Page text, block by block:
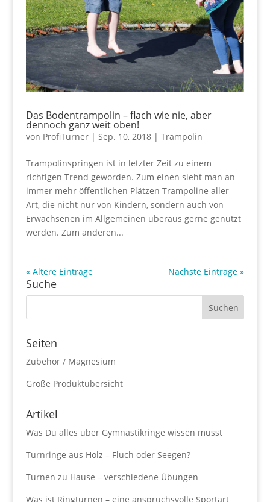
Das Bodentrampolin – flach wie nie, aber
dennoch ganz weit oben!
von ProfiTurner| Sep. 10, 2018| Trampolin
Trampolinspringen ist in letzter Zeit zu einem
richtigen Trend geworden. Zum einen sieht man an
immer mehr öffentlichen Plätzen Trampoline aller
Art, die nicht nur von Kindern, sondern auch von
Erwachsenen im Allgemeinen überaus gerne genutzt
werden. Zum anderen...
« Ältere Einträge Nächste Einträge »
Suche
Seiten
Zubehör / Magnesium
Große Produktübersicht
Artikel
Was Du alles über Gymnastikringe wissen musst
Turnringe aus Holz – Fluch oder Seegen?
Turnen zu Hause – verschiedene Übungen
Was ist Ringturnen – eine anspruchsvolle Sportart